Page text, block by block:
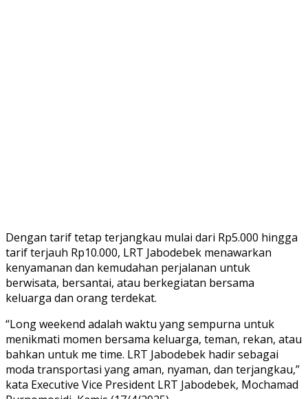
Dengan tarif tetap terjangkau mulai dari Rp5.000 hingga
tarif terjauh Rp10.000, LRT Jabodebek menawarkan
kenyamanan dan kemudahan perjalanan untuk
berwisata, bersantai, atau berkegiatan bersama
keluarga dan orang terdekat.
“Long weekend adalah waktu yang sempurna untuk
menikmati momen bersama keluarga, teman, rekan, atau
bahkan untuk me time. LRT Jabodebek hadir sebagai
moda transportasi yang aman, nyaman, dan terjangkau,”
kata Executive Vice President LRT Jabodebek, Mochamad